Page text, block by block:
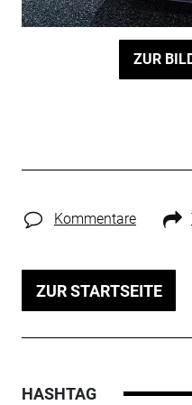
ZUR
Kommentare
ZUR STARTSEITE
HASHTAG